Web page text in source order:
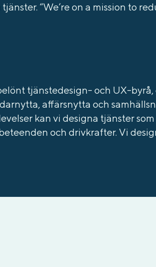
“We’re on a mission to
tjänstedesign- och UX-byrå,
affärsnytta och
kan vi designa tjänster
och drivkrafter. Vi